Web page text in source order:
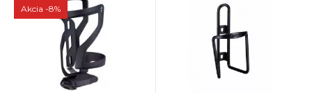
Black
Akcia -8%